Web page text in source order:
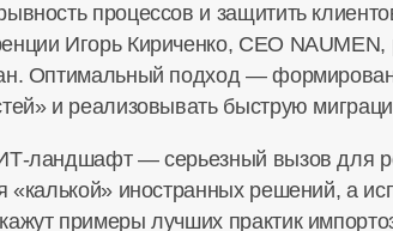
процессов и защитить
Игорь Кириченко, CEO NAUMEN,
Оптимальный подход —
и реализовывать быструю
ландшафт— серьезный вызов для
«калькой» иностранных решений, а
примеры лучших практик